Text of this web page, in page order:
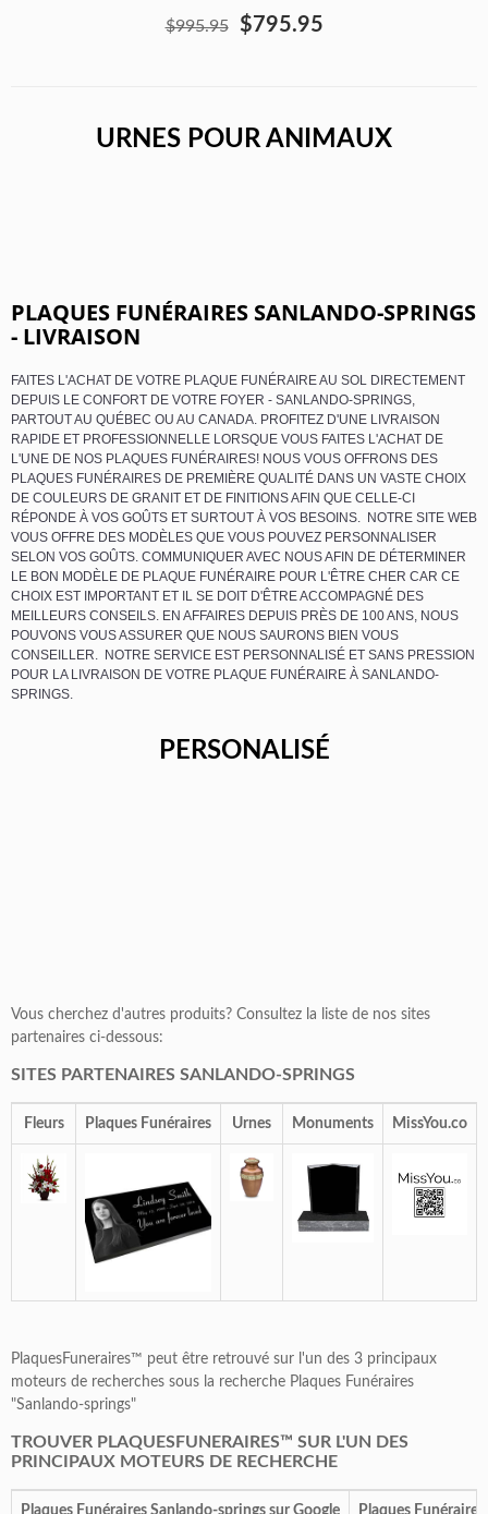
$995.95 $795.95
URNES POUR ANIMAUX
PLAQUES FUNÉRAIRES SANLANDO-SPRINGS
- LIVRAISON
FAITES L'ACHAT DE VOTRE PLAQUE FUNÉRAIRE AU SOL DIRECTEMENT
DEPUIS LE CONFORT DE VOTRE FOYER - SANLANDO-SPRINGS,
PARTOUT AU QUÉBEC OU AU CANADA. PROFITEZ D'UNE LIVRAISON
RAPIDE ET PROFESSIONNELLE LORSQUE VOUS FAITES L'ACHAT DE
L'UNE DE NOS PLAQUES FUNÉRAIRES! NOUS VOUS OFFRONS DES
PLAQUES FUNÉRAIRES DE PREMIÈRE QUALITÉ DANS UN VASTE CHOIX
DE COULEURS DE GRANIT ET DE FINITIONS AFIN QUE CELLE-CI
RÉPONDE À VOS GOÛTS ET SURTOUT À VOS BESOINS. NOTRE SITE WEB
VOUS OFFRE DES MODÈLES QUE VOUS POUVEZ PERSONNALISER
SELON VOS GOÛTS. COMMUNIQUER AVEC NOUS AFIN DE DÉTERMINER
LE BON MODÈLE DE PLAQUE FUNÉRAIRE POUR L'ÊTRE CHER CAR CE
CHOIX EST IMPORTANT ET IL SE DOIT D'ÊTRE ACCOMPAGNÉ DES
MEILLEURS CONSEILS. EN AFFAIRES DEPUIS PRÈS DE 100 ANS, NOUS
POUVONS VOUS ASSURER QUE NOUS SAURONS BIEN VOUS
CONSEILLER. NOTRE SERVICE EST PERSONNALISÉ ET SANS PRESSION
POUR LA LIVRAISON DE VOTRE PLAQUE FUNÉRAIRE À SANLANDO-
SPRINGS.
PERSONALISÉ
Vous cherchez d'autres produits? Consultez la liste de nos sites
partenaires ci-dessous:
SITES PARTENAIRES SANLANDO-SPRINGS
Fleurs Plaques Funéraires Urnes Monuments MissYou.co
PlaquesFuneraires™ peut être retrouvé sur l'un des 3 principaux
moteurs de recherches sous la recherche Plaques Funéraires
"Sanlando-springs"
TROUVER PLAQUESFUNERAIRES™ SUR L'UN DES
PRINCIPAUX MOTEURS DE RECHERCHE
Plaques Funéraires Sanlando-springs sur Google Plaques